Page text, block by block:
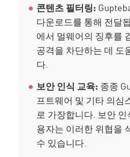
콘텐츠 필터링:
다운로드를 통해 전달
에서 멀웨어의 징후를
공격을 차단하는 데 도
다.
보안 인식 교육: 종종
프트웨어 및 기타 의심
로 가장합니다. 보안
용자는 이러한 위협을
수 있습니다.